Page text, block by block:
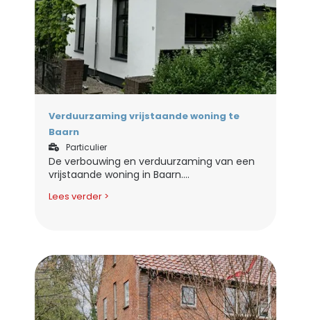
Verduurzaming vrijstaande woning te
Baarn
Particulier
De verbouwing en verduurzaming van een
vrijstaande woning in Baarn....
Lees verder >